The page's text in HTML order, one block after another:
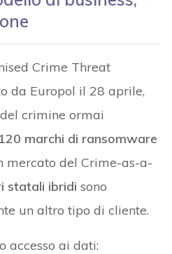
Crime Threat
da Europol il 28 aprile,
crimine ormai
marchi di ransomware
mercato del Crime-as-a-
statali ibridisono
un altro tipo di cliente.
accesso ai dati: